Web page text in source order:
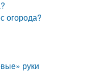
огорода?
руки